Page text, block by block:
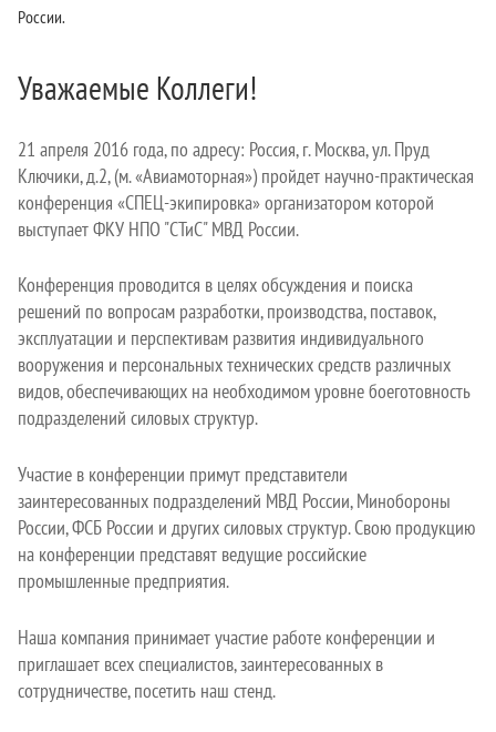
России.
Уважаемые Коллеги!
21 апреля 2016 года, по адресу: Россия, г. Москва, ул. Пруд
Ключики, д.2, (м. «Авиамоторная») пройдет научно-практическая
конференция «СПЕЦ-экипировка» организатором которой
выступает ФКУ НПО "СТиС" МВД России.
Конференция проводится в целях обсуждения и поиска
решений по вопросам разработки, производства, поставок,
эксплуатации и перспективам развития индивидуального
вооружения и персональных технических средств различных
видов, обеспечивающих на необходимом уровне боеготовность
подразделений силовых структур.
Участие в конференции примут представители
заинтересованных подразделений МВД России, Минобороны
России, ФСБ России и других силовых структур. Свою продукцию
на конференции представят ведущие российские
промышленные предприятия.
Наша компания принимает участие работе конференции и
приглашает всех специалистов, заинтересованных в
сотрудничестве, посетить наш стенд.